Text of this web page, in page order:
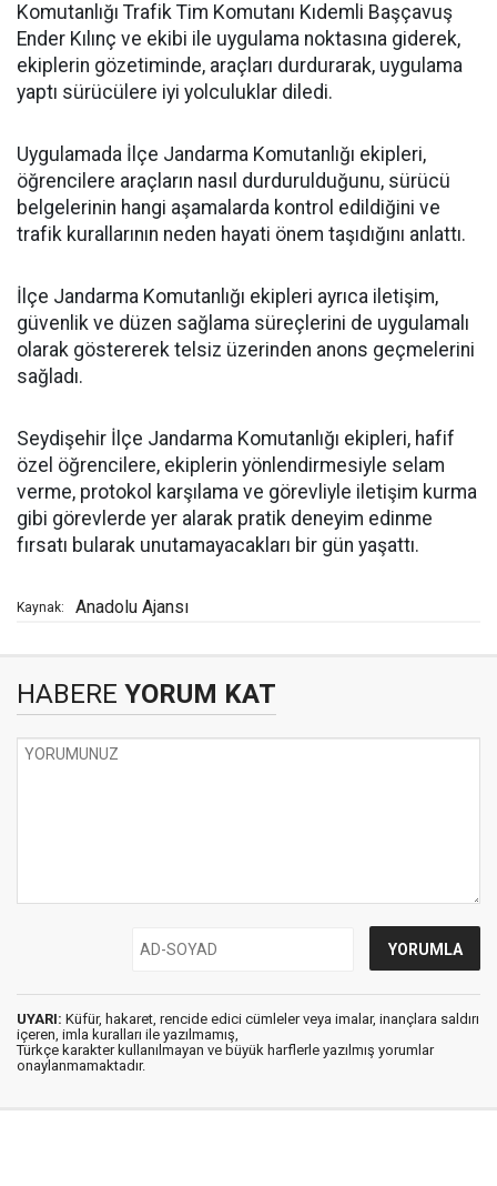
Komutanlığı Trafik Tim Komutanı Kıdemli Başçavuş
Ender Kılınç ve ekibi ile uygulama noktasına giderek,
ekiplerin gözetiminde, araçları durdurarak, uygulama
yaptı sürücülere iyi yolculuklar diledi.
Uygulamada İlçe Jandarma Komutanlığı ekipleri,
öğrencilere araçların nasıl durdurulduğunu, sürücü
belgelerinin hangi aşamalarda kontrol edildiğini ve
trafik kurallarının neden hayati önem taşıdığını anlattı.
İlçe Jandarma Komutanlığı ekipleri ayrıca iletişim,
güvenlik ve düzen sağlama süreçlerini de uygulamalı
olarak göstererek telsiz üzerinden anons geçmelerini
sağladı.
Seydişehir İlçe Jandarma Komutanlığı ekipleri, hafif
özel öğrencilere, ekiplerin yönlendirmesiyle selam
verme, protokol karşılama ve görevliyle iletişim kurma
gibi görevlerde yer alarak pratik deneyim edinme
fırsatı bularak unutamayacakları bir gün yaşattı.
Kaynak: Anadolu Ajansı
HABERE YORUM KAT
UYARI: Küfür, hakaret, rencide edici cümleler veya imalar, inançlara saldırı
içeren, imla kuralları ile yazılmamış,
Türkçe karakter kullanılmayan ve büyük harflerle yazılmış yorumlar
onaylanmamaktadır.